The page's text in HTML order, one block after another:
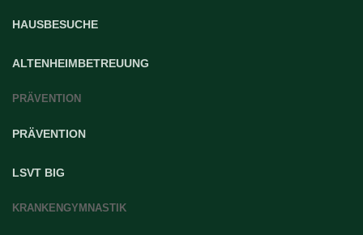
HAUSBESUCHE
ALTENHEIMBETREUUNG
PRÄVENTION
PRÄVENTION
LSVT BIG
KRANKENGYMNASTIK